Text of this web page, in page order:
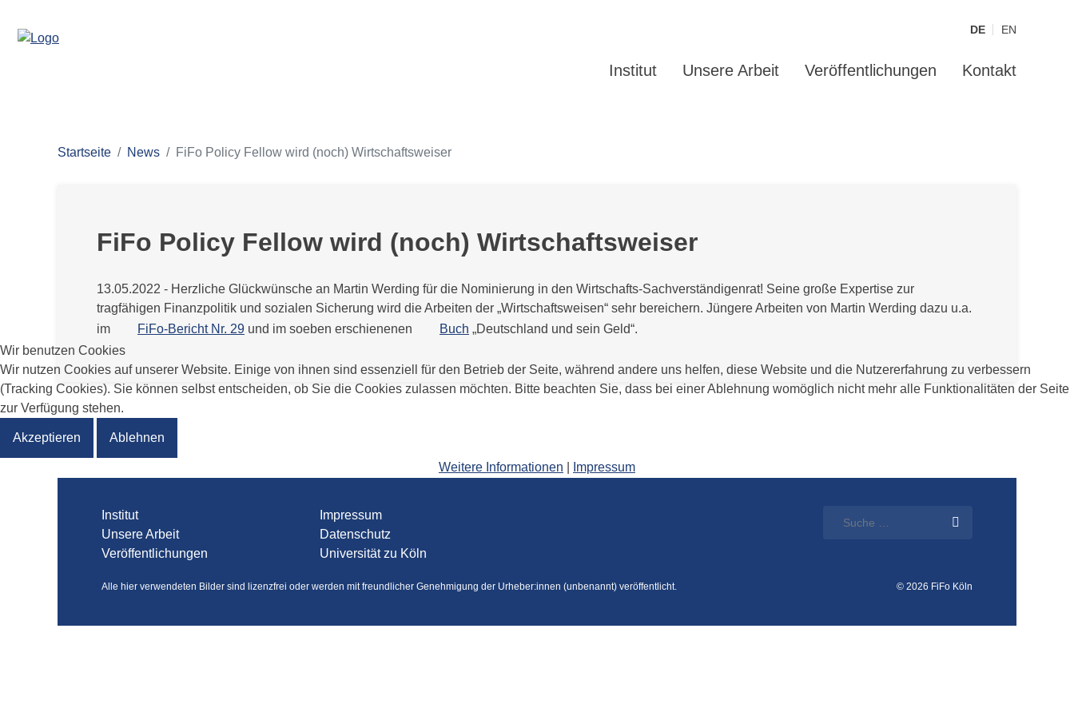
DE EN
Institut Unsere Arbeit Veröffentlichungen Kontakt
Startseite News FiFo Policy Fellow wird (noch) Wirtschaftsweiser
FiFo Policy Fellow wird (noch) Wirtschaftsweiser
13.05.2022 - Herzliche Glückwünsche an Martin Werding für die Nominierung in den Wirtschafts-Sachverständigenrat! Seine große Expertise zur
tragfähigen Finanzpolitik und sozialen Sicherung wird die Arbeiten der „Wirtschaftsweisen“ sehr bereichern. Jüngere Arbeiten von Martin Werding dazu u.a.
im
FiFo-Bericht Nr. 29 und im soeben erschienenen Buch „Deutschland und sein Geld“.
Institut
Impressum
Unsere Arbeit
Datenschutz
Veröffentlichungen
Universität zu Köln
Alle hier verwendeten Bilder sind lizenzfrei oder werden mit freundlicher Genehmigung der Urheber:innen (unbenannt) veröffentlicht. © 2026 FiFo Köln
Wir benutzen Cookies
Wir nutzen Cookies auf unserer Website. Einige von ihnen sind essenziell für den Betrieb der Seite, während andere uns helfen, diese Website und die Nutzererfahrung zu verbessern
(Tracking Cookies). Sie können selbst entscheiden, ob Sie die Cookies zulassen möchten. Bitte beachten Sie, dass bei einer Ablehnung womöglich nicht mehr alle Funktionalitäten der Seite
zur Verfügung stehen.
Akzeptieren Ablehnen
Weitere Informationen Impressum